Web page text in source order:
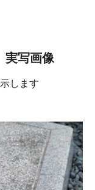
写画像
します